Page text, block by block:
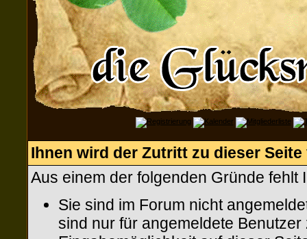
Ihnen wird der Zutritt zu dieser
Aus einem der folgenden Gründe
Sie sind im Forum nicht
sind nur für angemeldete